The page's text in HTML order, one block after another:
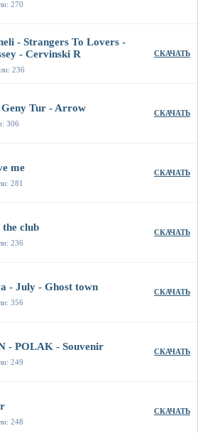
270
- Strangers To Lovers -
- Cervinski R
236
СКАЧАТЬ
Geny Tur - Arrow
306
СКАЧАТЬ
me
281
СКАЧАТЬ
club
236
СКАЧАТЬ
- July - Ghost town
356
СКАЧАТЬ
- POLAK - Souvenir
249
СКАЧАТЬ
248
СКАЧАТЬ